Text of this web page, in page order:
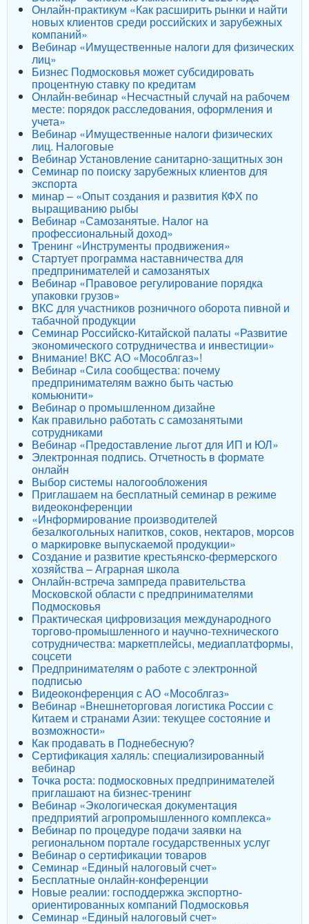
Онлайн-практикум «Как расширить рынки и найти
новых клиентов среди российских и зарубежных
компаний»
Вебинар «Имущественные налоги для физических
лиц»
Бизнес Подмосковья может субсидировать
процентную ставку по кредитам
Онлайн-вебинар «Несчастный случай на рабочем
месте: порядок расследования, оформления и
учета»
Вебинар «Имущественные налоги физических
лиц. Налоговые
Вебинар Установление санитарно-защитных зон
Семинар по поиску зарубежных клиентов для
экспорта
минар – «Опыт создания и развития КФХ по
выращиванию рыбы
Вебинар «Самозанятые. Налог на
профессиональный доход»
Тренинг «Инструменты продвижения»
Стартует программа наставничества для
предпринимателей и самозанятых
Вебинар «Правовое регулирование порядка
упаковки грузов»
ВКС для участников розничного оборота пивной и
табачной продукции
Семинар Российско-Китайской палаты «Развитие
экономического сотрудничества и инвестиции»
Внимание! ВКС АО «Мособлгаз»!
Вебинар «Сила сообщества: почему
предпринимателям важно быть частью
комьюнити»
Вебинар о промышленном дизайне
Как правильно работать с самозанятыми
сотрудниками
Вебинар «Предоставление льгот для ИП и ЮЛ»
Электронная подпись. Отчетность в формате
онлайн
Выбор системы налогообложения
Приглашаем на бесплатный семинар в режиме
видеоконференции
«Информирование производителей
безалкогольных напитков, соков, нектаров, морсов
о маркировке выпускаемой продукции»
Создание и развитие крестьянско-фермерского
хозяйства – Аграрная школа
Онлайн-встреча зампреда правительства
Московской области с предпринимателями
Подмосковья
Практическая цифровизация международного
торгово-промышленного и научно-технического
сотрудничества: маркетплейсы, медиаплатформы,
соцсети
Предпринимателям о работе с электронной
подписью
Видеоконференция с АО «Мособлгаз»
Вебинар «Внешнеторговая логистика России с
Китаем и странами Азии: текущее состояние и
возможности»
Как продавать в Поднебесную?
Сертификация халяль: специализированный
вебинар
Точка роста: подмосковных предпринимателей
приглашают на бизнес-тренинг
Вебинар «Экологическая документация
предприятий агропромышленного комплекса»
Вебинар по процедуре подачи заявки на
региональном портале государственных услуг
Вебинар о сертификации товаров
Семинар «Единый налоговый счет»
Бесплатные онлайн-конференции
Новые реалии: господдержка экспортно-
ориентированных компаний Подмосковья
Семинар «Единый налоговый счет»